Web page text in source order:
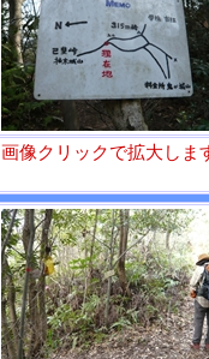
画像クリックで拡大しま